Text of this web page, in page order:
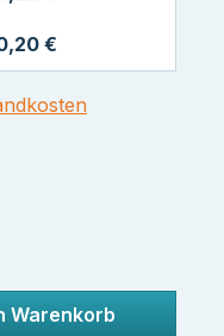
€
5 von 5 Sternen
Warenkorb